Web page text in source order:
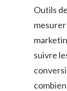
Outils⁣
suivre